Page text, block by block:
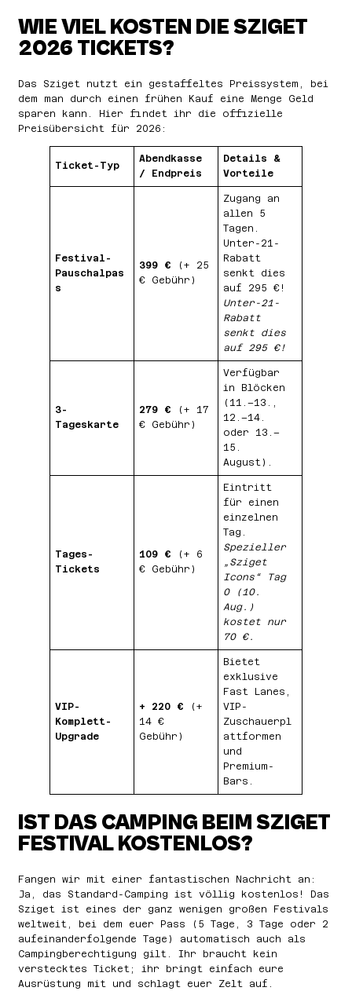
WIE VIEL KOSTEN DIE SZIGET
2026 TICKETS?
Das Sziget nutzt ein gestaffeltes Preissystem, bei
dem man durch einen frühen Kauf eine Menge Geld
sparen kann. Hier findet ihr die offizielle
Preisübersicht für 2026:
Ticket-Typ
Abendkasse
/ Endpreis
Details &
Vorteile
Festival-
Pauschalpas
s
399 € (+ 25
€ Gebühr)
Zugang an
allen 5
Tagen.
Unter-21-
Rabatt
senkt dies
auf 295 €!
Unter-21-
Rabatt
senkt dies
auf 295 €!
3-
Tageskarte
279 € (+ 17
€ Gebühr)
Verfügbar
in Blöcken
(11.–13.,
12.–14.
oder 13.–
15.
August).
Tages-
Tickets
109 € (+ 6
€ Gebühr)
Eintritt
für einen
einzelnen
Tag.
Spezieller
„Sziget
Icons“ Tag
0 (10.
Aug.)
kostet nur
70 €.
VIP-
Komplett-
Upgrade
+ 220 €
(+
14 €
Gebühr)
Bietet
exklusive
Fast Lanes,
VIP-
Zuschauerpl
attformen
und
Premium-
Bars.
IST DAS CAMPING BEIM SZIGET
FESTIVAL KOSTENLOS?
Fangen wir mit einer fantastischen Nachricht an:
Ja, das Standard-Camping ist völlig kostenlos! Das
Sziget ist eines der ganz wenigen großen Festivals
weltweit, bei dem euer Pass (5 Tage, 3 Tage oder 2
aufeinanderfolgende Tage) automatisch auch als
Campingberechtigung gilt. Ihr braucht kein
verstecktes Ticket; ihr bringt einfach eure
Ausrüstung mit und schlagt euer Zelt auf.